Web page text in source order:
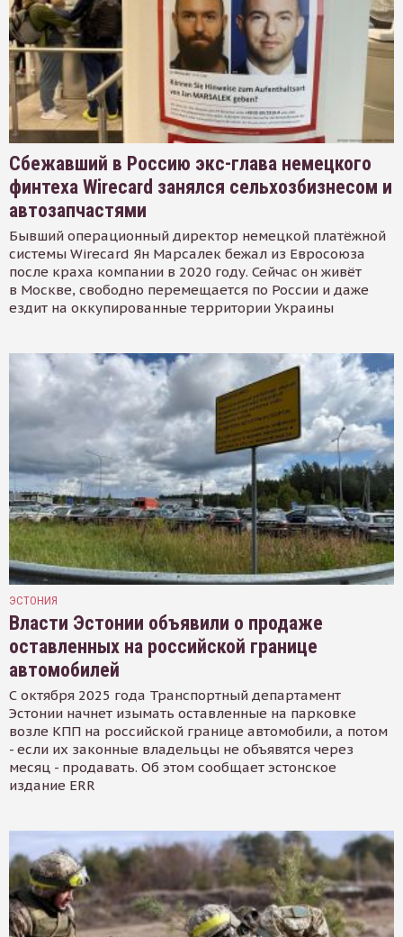
Сбежавший в Россию экс-глава немецкого
финтеха Wirecard занялся сельхозбизнесом и
автозапчастями
Бывший операционный директор немецкой платёжной
системы Wirecard Ян Марсалек бежал из Евросоюза
после краха компании в 2020 году. Сейчас он живёт
в Москве, свободно перемещается по России и даже
ездит на оккупированные территории Украины
ЭСТОНИЯ
Власти Эстонии объявили о продаже
оставленных на российской границе
автомобилей
С октября 2025 года Транспортный департамент
Эстонии начнет изымать оставленные на парковке
возле КПП на российской границе автомобили, а потом
- если их законные владельцы не объявятся через
месяц - продавать. Об этом сообщает эстонское
издание ERR